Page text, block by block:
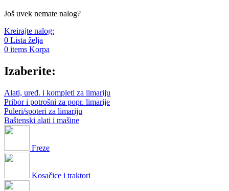
Još uvek nemate nalog?
Kreirajte nalog:
0 Lista želja
0 items Korpa
Izaberite:
Alati, uređ. i kompleti za limariju
Pribor i potrošni za popr. limarije
Puleri/spoteri za limariju
Baštenski alati i mašine
Freze
Kosačice i traktori